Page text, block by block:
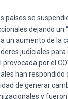
países se
dejando un
un aumento de la
judiciales
por el
han respondido
de generar
y